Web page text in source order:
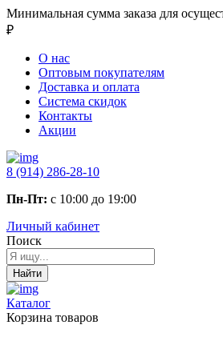
Минимальная сумма заказа для
₽
О нас
Оптовым покупателям
Доставка и оплата
Система скидок
Контакты
Акции
8 (914) 286-28-10
Пн-Пт: с 10:00 до 19:00
Личный кабинет
Поиск
Найти
Каталог
Корзина товаров